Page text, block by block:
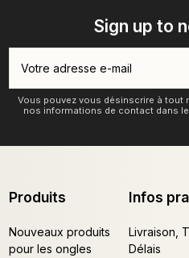
Sign up to
Vous pouvez vous désinscrire à tout
nos informations de contact dans
Produits
Nouveaux produits
pour les ongles
Infos
Livraison,
Délais